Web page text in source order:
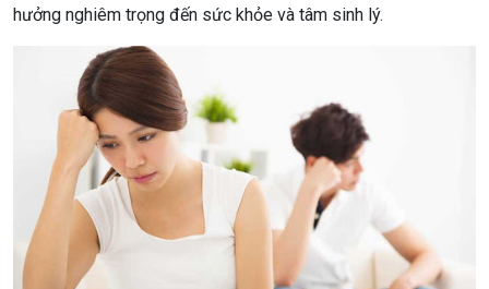
hưởng nghiêm trọng đến sức khỏe và tâm sinh lý.